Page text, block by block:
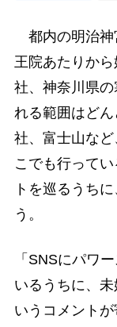
都内の明治神
王院あたりか
社、神奈川県
れる範囲はど
社、富士山な
こでも行って
トを巡るうち
う。
「SNSにパワ
いるうちに、
いうコメント